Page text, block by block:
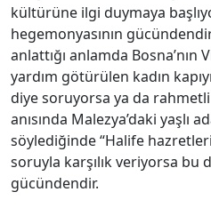
kültürüne ilgi duymaya
hegemonyasının
anlattığı anlamda
yardım götürülen kadın
diye soruyorsa ya da rahmetli
anısında Malezya’daki yaşlı
söylediğinde “Halife
soruyla karşılık veriyorsa bu
gücündendir.